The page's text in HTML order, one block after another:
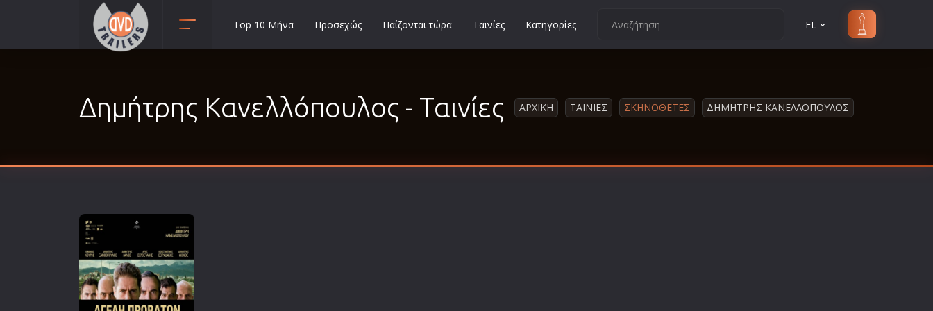
Αισθηματικές Μικρού Μήκους
Top 10 Μήνα Προσεχώς Παίζονται τώρα Ταινίες Κατηγορίες EL
Δημήτρης Κανελλόπουλος - Ταινίες ΑΡΧΙΚΗ ΤΑΙΝΙΕΣ ΣΚΗΝΟΘΕΤΕΣ ΔΗΜΗΤΡΗΣ ΚΑΝΕΛΛΟΠΟΥΛΟΣ